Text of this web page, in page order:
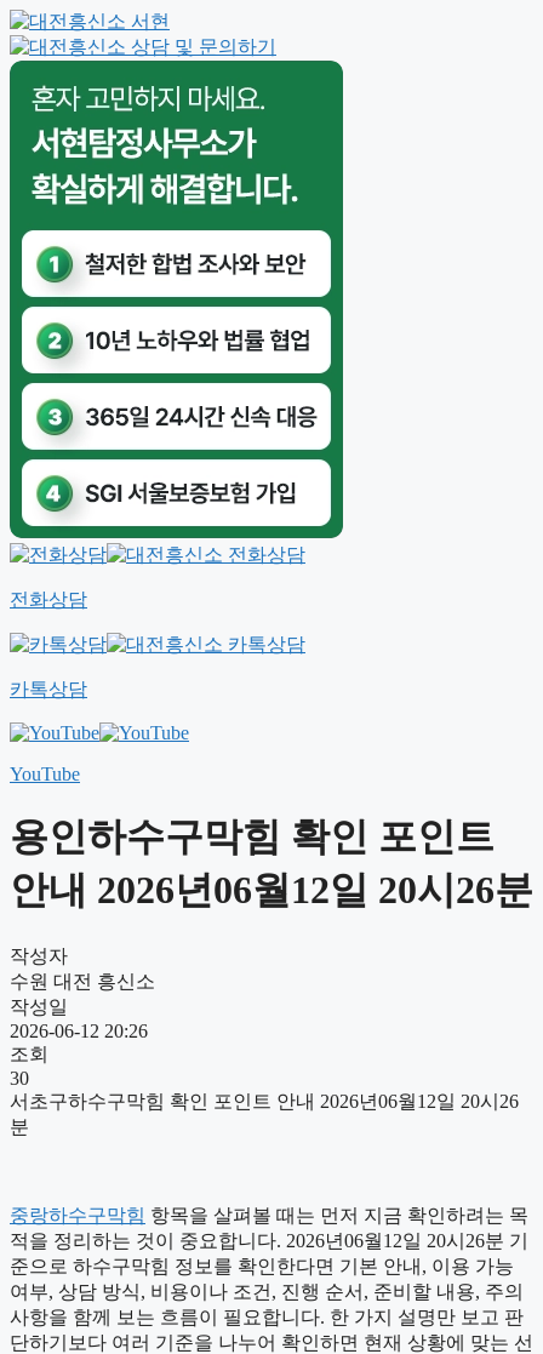
전화상담
카톡상담
YouTube
용인하수구막힘 확인 포인트
안내 2026년06월12일 20시26분
작성자
수원 대전 흥신소
작성일
2026-06-12 20:26
조회
30
서초구하수구막힘 확인 포인트 안내 2026년06월12일 20시26
분
중랑하수구막힘 항목을 살펴볼 때는 먼저 지금 확인하려는 목
적을 정리하는 것이 중요합니다. 2026년06월12일 20시26분 기
준으로 하수구막힘 정보를 확인한다면 기본 안내, 이용 가능
여부, 상담 방식, 비용이나 조건, 진행 순서, 준비할 내용, 주의
사항을 함께 보는 흐름이 필요합니다. 한 가지 설명만 보고 판
단하기보다 여러 기준을 나누어 확인하면 현재 상황에 맞는 선